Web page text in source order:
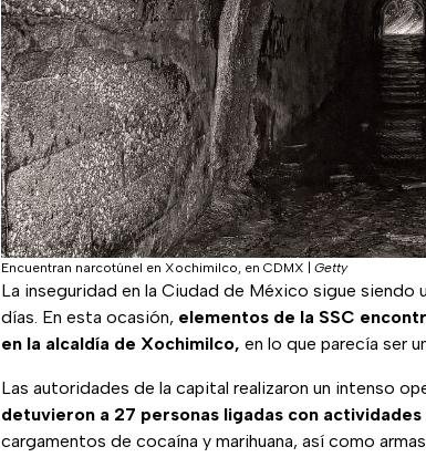
Encuentran narcotúnel en Xochimilco, en CDMX Getty
La inseguridad en la Ciudad de México sigue siendo
días. En esta ocasión, elementos de la SSC
en la alcaldía de Xochimilco, en lo que parecía ser
Las autoridades de la capital realizaron un intenso
detuvieron a 27 personas ligadas con
cargamentos de cocaína y marihuana, así como